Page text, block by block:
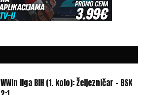
WWin liga BiH (1. kolo): Željezničar – BSK